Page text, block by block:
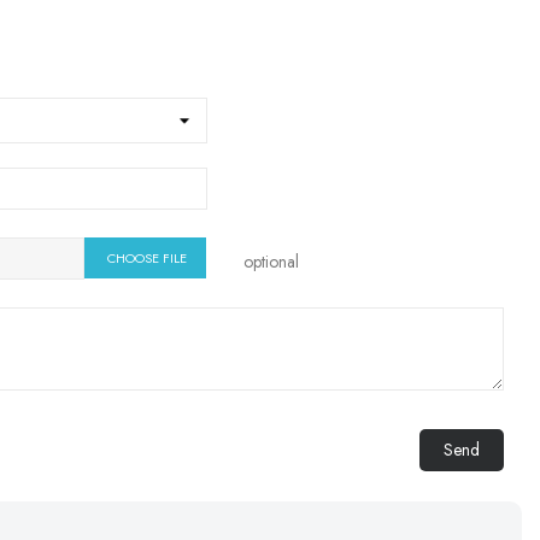
CHOOSE FILE optional